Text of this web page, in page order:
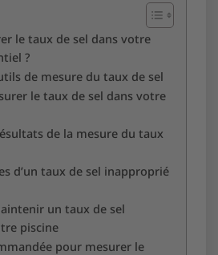
le taux de sel dans votre
?
de mesure du taux de sel
le taux de sel dans votre
de la mesure du taux
d’un taux de sel inapproprié
un taux de sel
piscine
pour mesurer le